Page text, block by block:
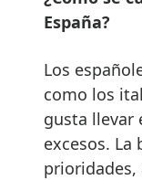
España?
Los
como los
gusta llevar
excesos. La
prioridades,